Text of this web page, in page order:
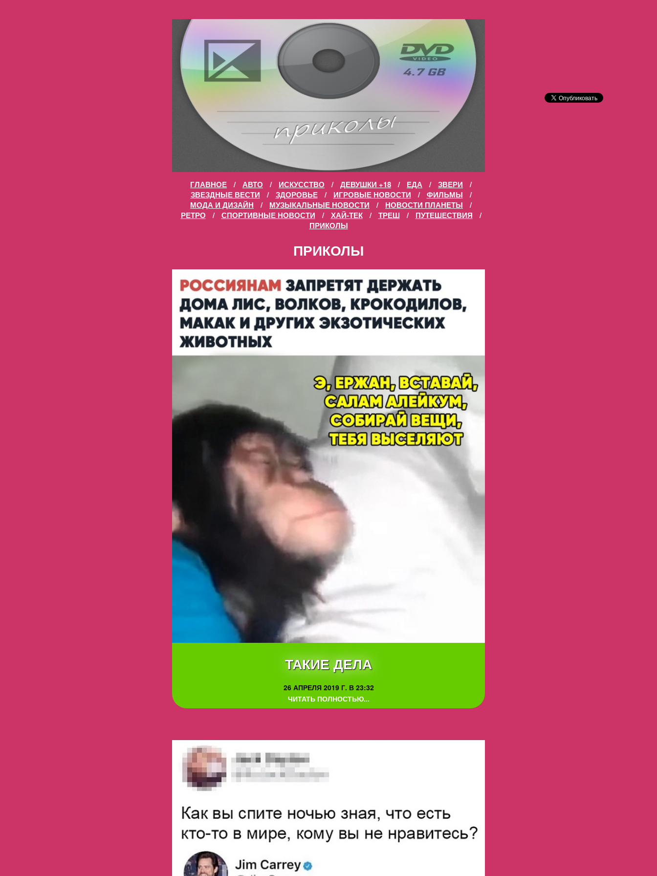
ГЛАВНОЕ / АВТО / ИСКУССТВО / ДЕВУШКИ +18 / ЕДА / ЗВЕРИ
/
ЗВЕЗДНЫЕ ВЕСТИ
/ ЗДОРОВЬЕ / ИГРОВЫЕ НОВОСТИ / ФИЛЬМЫ
/
МОДА И ДИЗАЙН
/ МУЗЫКАЛЬНЫЕ НОВОСТИ / НОВОСТИ ПЛАНЕТЫ
/
РЕТРО
/ СПОРТИВНЫЕ НОВОСТИ / ХАЙ-ТЕК / ТРЕШ / ПУТЕШЕСТВИЯ
/
ПРИКОЛЫ
ПРИКОЛЫ
ТАКИЕ ДЕЛА
26 АПРЕЛЯ 2019 Г. В 23:32
ЧИТАТЬ ПОЛНОСТЬЮ...